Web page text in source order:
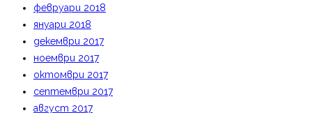
февруари 2018
януари 2018
декември 2017
ноември 2017
октомври 2017
септември 2017
август 2017